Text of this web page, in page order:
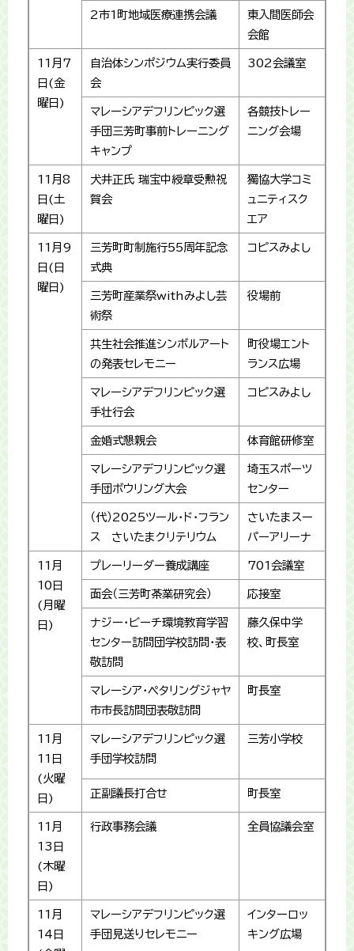
2市1町地域医療連携会議
東入間医師会
会館
11月7
日(金
曜日)
自治体シンポジウム実行委員
会
302会議室
マレーシアデフリンピック選
手団三芳町事前トレーニング
キャンプ
各競技トレー
ニング会場
11月8
日(土
曜日)
犬井正氏 瑞宝中綬章受勲祝
賀会
獨協大学コミ
ュニティスク
エア
11月9
日(日
曜日)
三芳町町制施行55周年記念
式典
コピスみよし
三芳町産業祭withみよし芸
術祭
役場前
共生社会推進シンボルアート
の発表セレモニー
町役場エント
ランス広場
マレーシアデフリンピック選
手壮行会
コピスみよし
金婚式懇親会 体育館研修室
マレーシアデフリンピック選
手団ボウリング大会
埼玉スポーツ
センター
（代）2025ツール・ド・フラン
ス さいたまクリテリウム
さいたまスー
パーアリーナ
11月
10日
(月曜
日)
プレーリーダー養成講座 701会議室
面会（三芳町茶業研究会） 応接室
ナジー・ビーチ環境教育学習
センター訪問団学校訪問・表
敬訪問
藤久保中学
校、町長室
マレーシア・ペタリングジャヤ
市市長訪問団表敬訪問
町長室
11月
11日
(火曜
日)
マレーシアデフリンピック選
手団学校訪問
三芳小学校
正副議長打合せ 町長室
11月
13日
(木曜
日)
行政事務会議 全員協議会室
11月
14日
マレーシアデフリンピック選
手団見送りセレモニー
インターロッ
キング広場